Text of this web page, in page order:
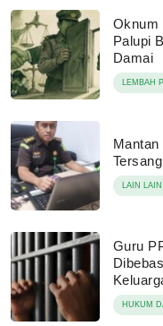
Oknum
Palupi
Damai
LEMBAH
Mantan
LAIN LAIN
Guru
HUKUM